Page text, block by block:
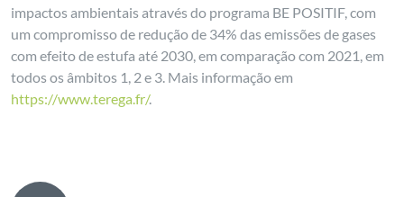
impactos ambientais através do programa BE POSITIF, com
um compromisso de redução de 34% das emissões de gases
com efeito de estufa até 2030, em comparação com 2021, em
todos os âmbitos 1, 2 e 3. Mais informação em
https://www.terega.fr/.